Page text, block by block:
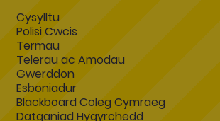
Cysylltu
Polisi Cwcis
Termau
Telerau ac Amodau
Gwerddon
Esboniadur
Blackboard Coleg Cymraeg
Datganiad Hygyrchedd